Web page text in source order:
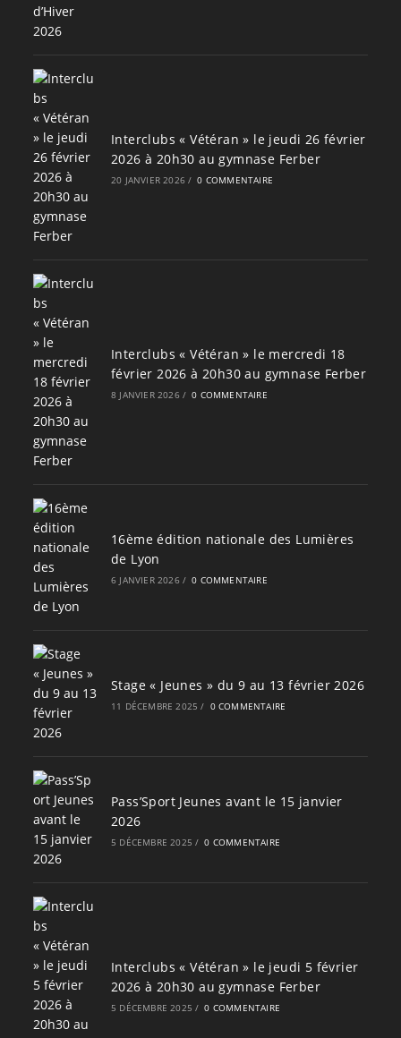
Interclubs « Vétéran » le jeudi 26 février
2026 à 20h30 au gymnase Ferber
20 JANVIER 2026 / 0 COMMENTAIRE
Interclubs « Vétéran » le mercredi 18
février 2026 à 20h30 au gymnase Ferber
8 JANVIER 2026 / 0 COMMENTAIRE
16ème édition nationale des Lumières
de Lyon
6 JANVIER 2026 / 0 COMMENTAIRE
Stage « Jeunes » du 9 au 13 février 2026
11 DÉCEMBRE 2025 / 0 COMMENTAIRE
Pass’Sport Jeunes avant le 15 janvier
2026
5 DÉCEMBRE 2025 / 0 COMMENTAIRE
Interclubs « Vétéran » le jeudi 5 février
2026 à 20h30 au gymnase Ferber
5 DÉCEMBRE 2025 / 0 COMMENTAIRE